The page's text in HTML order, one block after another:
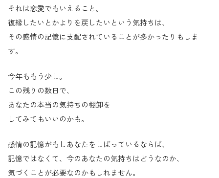
それは恋愛でもいえること。
復縁したいとかよりを戻したいという気持ちは、
その感情の記憶に支配されていることが多かったりもしま
す。
今年ももう少し。
この残りの数日で、
あなたの本当の気持ちの棚卸を
してみてもいいのかも。
感情の記憶がもしあなたをしばっているならば、
記憶ではなくて、今のあなたの気持ちはどうなのか、
気づくことが必要なのかもしれません。